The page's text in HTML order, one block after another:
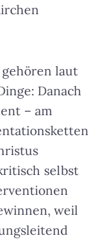
laut
Danach
– am
selbst
weil